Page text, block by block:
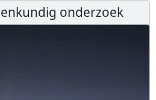
onderzoek